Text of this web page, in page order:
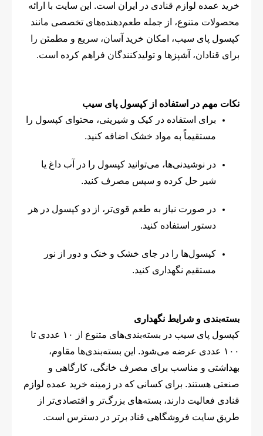
خرید عمده لوازم قنادی در ایران است. این سایت با ارائه
محصولات متنوع، از جمله طعم‌دهنده‌های تخصصی مانند
کپسول پای سیب، امکان خرید آسان، سریع و مطمئن را
برای قنادان، آشپزها و تولیدکنندگان فراهم کرده است.
نکات مهم در استفاده از کپسول پای سیب
برای استفاده در کیک و شیرینی، محتوای کپسول را
مستقیماً به مواد خشک اضافه کنید.
در نوشیدنی‌ها، می‌توانید کپسول را در آب داغ یا
شیر حل کرده و سپس مصرف کنید.
در صورت نیاز به طعم قوی‌تر، از دو کپسول در هر
دستور استفاده کنید.
کپسول‌ها را در جای خشک و خنک و دور از نور
مستقیم نگهداری کنید.
بسته‌بندی و شرایط نگهداری
کپسول پای سیب در بسته‌بندی‌های متنوع از ۱۰ عددی تا
۱۰۰ عددی عرضه می‌شود. این بسته‌بندی‌ها مقاوم،
بهداشتی و مناسب برای مصرف خانگی، کارگاهی و
صنعتی هستند. برای کسانی که در زمینه خرید عمده لوازم
قنادی فعالیت دارند، بسته‌های بزرگ‌تر و اقتصادی‌تر از
طریق سایت فروشگاهی قناد برتر در دسترس است.